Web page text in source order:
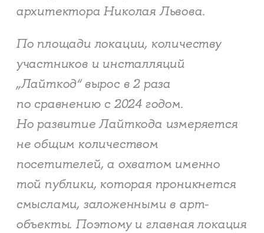
архитектора Николая Львова.
По площади локации, количеству
участников и инсталляций
„Лайткод“ вырос в 2 раза
по сравнению с 2024 годом.
Но развитие Лайткода измеряется
не общим количеством
посетителей, а охватом именно
той публики, которая проникнется
смыслами, заложенными в арт-
объекты. Поэтому и главная локация